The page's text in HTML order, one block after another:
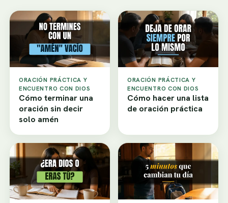
ORACIÓN PRÁCTICA Y
ENCUENTRO CON DIOS
Cómo terminar una
oración sin decir
solo amén
ORACIÓN PRÁCTICA Y
ENCUENTRO CON DIOS
Cómo hacer una lista
de oración práctica